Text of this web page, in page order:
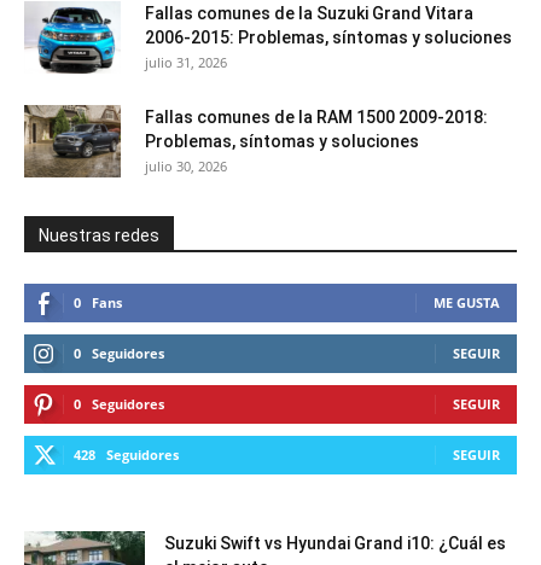
Fallas comunes de la Suzuki Grand Vitara
2006-2015: Problemas, síntomas y soluciones
julio 31, 2026
Fallas comunes de la RAM 1500 2009-2018:
Problemas, síntomas y soluciones
julio 30, 2026
Nuestras redes
0 Fans ME GUSTA
0 Seguidores SEGUIR
0 Seguidores SEGUIR
428 Seguidores SEGUIR
Suzuki Swift vs Hyundai Grand i10: ¿Cuál es